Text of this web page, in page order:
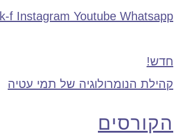
f Instagram Youtube Whatsapp
חדש!
קהילת הנומרולוגיה של תמי עטיה
הקורסים